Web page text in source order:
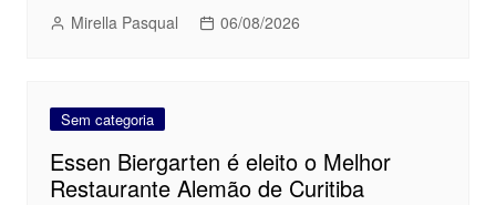
Mirella Pasqual 06/08/2026
Sem categoria
Essen Biergarten é eleito o Melhor
Restaurante Alemão de Curitiba